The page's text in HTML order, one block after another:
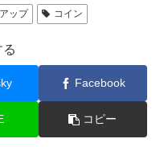
ップ コイン
る
Facebook
コピー